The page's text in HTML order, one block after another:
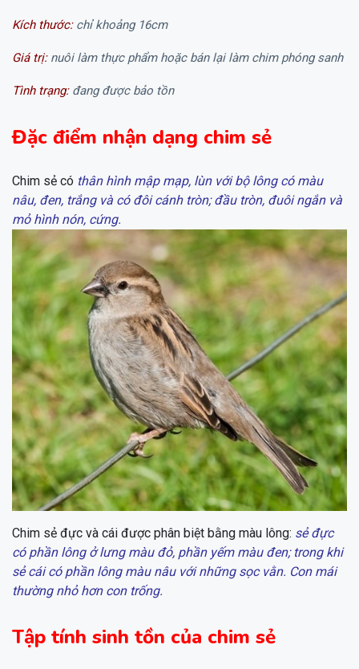
Kích thước:chỉ khoảng 16cm
Giá trị:nuôi làm thực phẩm hoặc bán lại làm chim phóng sanh
Tình trạng:đang được bảo tồn
Đặc điểm nhận dạng chim sẻ
Chim sẻ có thân hình mập mạp, lùn với bộ lông có màu
nâu, đen, trắng và có đôi cánh tròn; đầu tròn, đuôi ngắn và
mỏ hình nón, cứng.
Chim sẻ đực và cái được phân biệt bằng màu lông: sẻ đực
có phần lông ở lưng màu đỏ, phần yếm màu đen; trong khi
sẻ cái có phần lông màu nâu với những sọc vằn. Con mái
thường nhỏ hơn con trống.
Tập tính sinh tồn của chim sẻ